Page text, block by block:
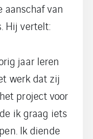
aanschaf van
Hij vertelt:
jaar leren
werk dat zij
project voor
ik graag iets
Ik diende